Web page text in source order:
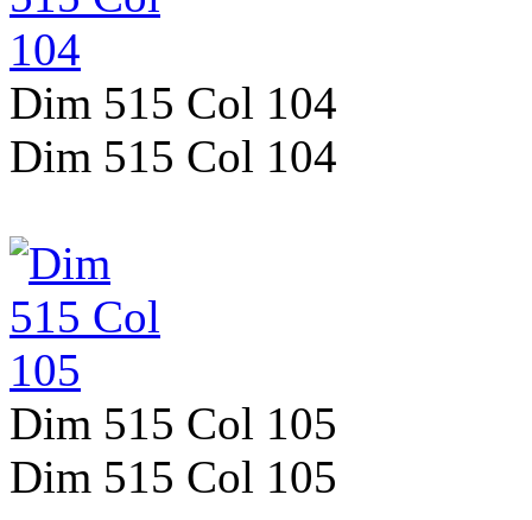
Dim 515 Col 104
Dim 515 Col 104
Dim 515 Col 105
Dim 515 Col 105